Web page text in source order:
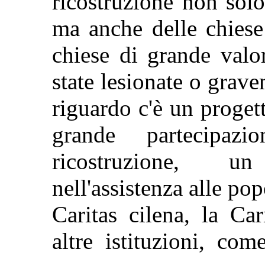
ma anche delle
chiese di grande
state lesionate o
riguardo c'è un
grande
ricostruzione,
nell'assistenza alle
Caritas cilena, la
altre istituzioni,